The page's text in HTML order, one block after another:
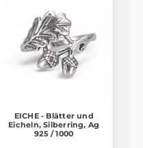
EICHE - Blätter und
Eicheln, Silberring, Ag
925 / 1000